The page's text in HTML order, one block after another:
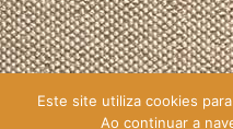
Este site utiliza cookies
Ao continuar a